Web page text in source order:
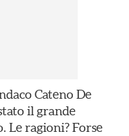
Cateno De
il grande
Le ragioni? Forse